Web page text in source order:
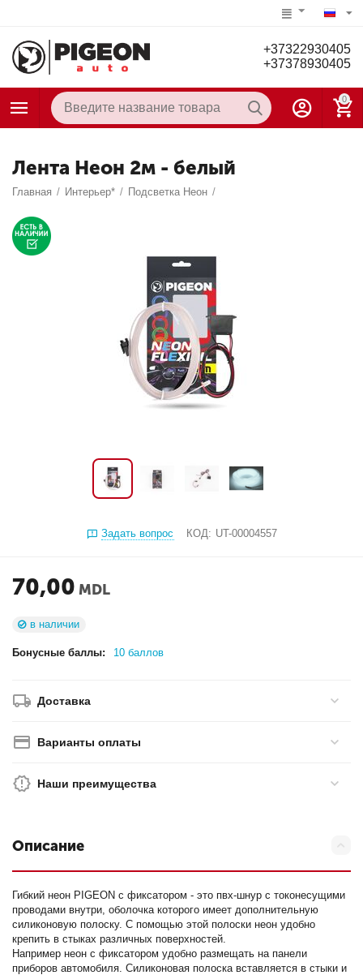
+37322930405
+37378930405
0
Лента Неон 2м - белый
Главная / Интерьер* / Подсветка Неон /
Задать вопрос КОД: UT-00004557
70,00 MDL
в наличии
Бонусные баллы: 10 баллов
Доставка
Варианты оплаты
Наши преимущества
Описание
Гибкий неон PIGEON c фиксатором - это пвх-шнур с токонесущими
проводами внутри, оболочка которого имеет дополнительную
силиконовую полоску. С помощью этой полоски неон удобно
крепить в стыках различных поверхностей.
Например неон с фиксатором удобно размещать на панели
приборов автомобиля. Силиконовая полоска вставляется в стыки и